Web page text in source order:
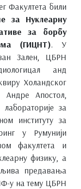
Факултета били
за Нуклеарну
за борбу
(ГИЦНТ). У
Зален, ЦБРН
анд
Холандског
Апостол,
за
институту за
у Румунији
факултета и
физику, а
предавања
у на тему ЦБРН